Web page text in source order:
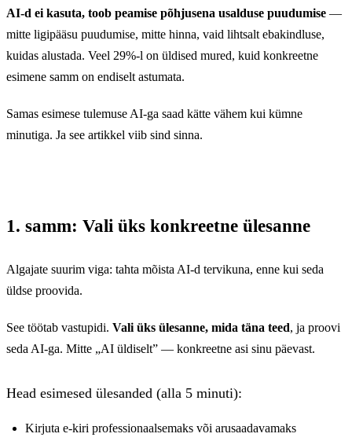
AI-d ei kasuta, toob peamise põhjusena usalduse puudumise —
mitte ligipääsu puudumise, mitte hinna, vaid lihtsalt ebakindluse,
kuidas alustada. Veel 29%-l on üldised mured, kuid konkreetne
esimene samm on endiselt astumata.
Samas esimese tulemuse AI-ga saad kätte vähem kui kümne
minutiga. Ja see artikkel viib sind sinna.
1. samm: Vali üks konkreetne ülesanne
Algajate suurim viga: tahta mõista AI-d tervikuna, enne kui seda
üldse proovida.
See töötab vastupidi. Vali üks ülesanne, mida täna teed, ja proovi
seda AI-ga. Mitte „AI üldiselt” — konkreetne asi sinu päevast.
Head esimesed ülesanded (alla 5 minuti):
Kirjuta e-kiri professionaalsemaks või arusaadavamaks